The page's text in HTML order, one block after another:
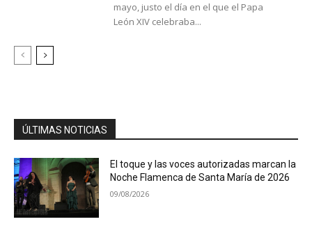
mayo, justo el día en el que el Papa
León XIV celebraba...
ÚLTIMAS NOTICIAS
El toque y las voces autorizadas marcan la
Noche Flamenca de Santa María de 2026
09/08/2026